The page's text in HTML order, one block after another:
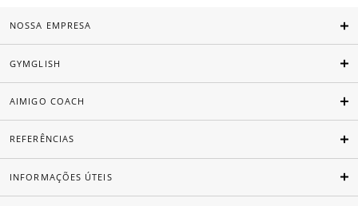
NOSSA EMPRESA
GYMGLISH
AIMIGO COACH
REFERÊNCIAS
INFORMAÇÕES ÚTEIS